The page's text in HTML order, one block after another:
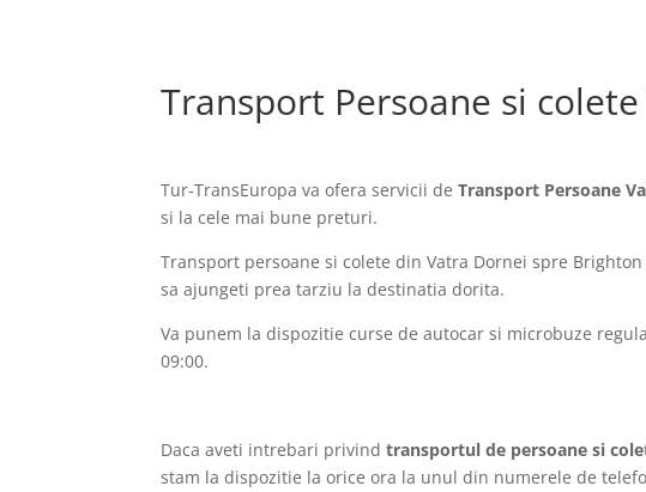
Transport Persoane si
Tur-TransEuropa va ofera servicii deTransport Persoane
si la cele mai bune preturi.
Transport persoane si colete din Vatra Dornei spre
sa ajungeti prea tarziu la destinatia dorita.
Va punem la dispozitie curse de autocar si microbuze
09:00.
Daca aveti intrebari privindtransportul de persoane si
stam la dispozitie la orice ora la unul din numerele de